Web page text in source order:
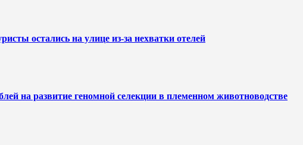
остались на улице из-за нехватки отелей
на развитие геномной селекции в племенном животноводстве